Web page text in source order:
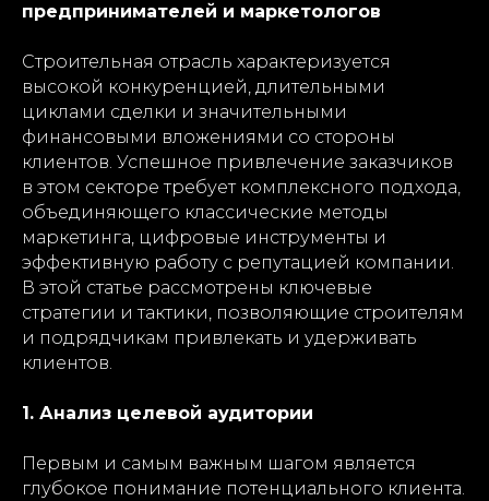
предпринимателей и маркетологов
Строительная отрасль характеризуется
высокой конкуренцией, длительными
циклами сделки и значительными
финансовыми вложениями со стороны
клиентов. Успешное привлечение заказчиков
в этом секторе требует комплексного подхода,
объединяющего классические методы
маркетинга, цифровые инструменты и
эффективную работу с репутацией компании.
В этой статье рассмотрены ключевые
стратегии и тактики, позволяющие строителям
и подрядчикам привлекать и удерживать
клиентов.
1. Анализ целевой аудитории
Первым и самым важным шагом является
глубокое понимание потенциального клиента.